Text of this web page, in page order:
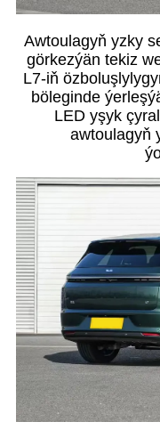
Awtoulagyň yzky
görkezýän tekiz
L7-iň
böleginde
LED yşyk
awtoulagyň